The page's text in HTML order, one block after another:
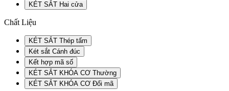
KÉT SẮT Hai cửa
Chất Liệu
KÉT SẮT Thép tấm
Két sắt Cánh đúc
Kết hợp mã số
KÉT SẮT KHÓA CƠ Thường
KÉT SẮT KHÓA CƠ Đổi mã